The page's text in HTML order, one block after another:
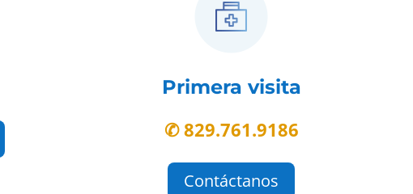
Primera visita
✆ 829.761.9186
Contáctanos